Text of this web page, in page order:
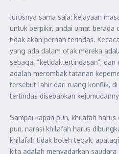
Jurusnya sama saja: kejayaan
untuk berpikir, andai umat berada
tidak akan pernah terindas.
yang ada dalam otak mereka
sebagai “ketidaktertindasan”,
adalah merombak tatanan
tersebut lahir dari ruang konflik,
tertindas disebabkan
Sampai kapan pun, khilafah
pun, narasi khilafah harus
khilafah tidak boleh tegak,
kita adalah menyadarkan